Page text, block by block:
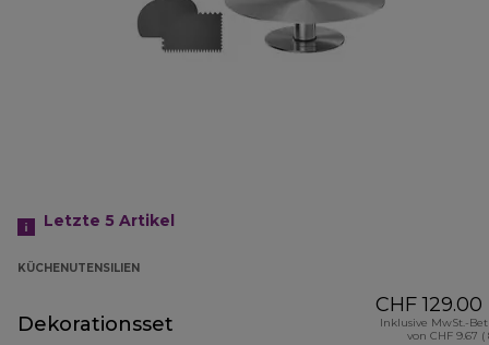
Letzte 5 Artikel
KÜCHENUTENSILIEN
Dekorationsset
CHF 129.00
Inklusive MwSt.-
von CHF 9.67 (